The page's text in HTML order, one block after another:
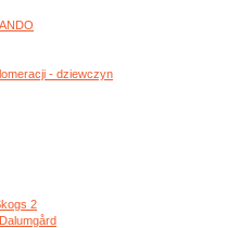
- dziewczyn
2